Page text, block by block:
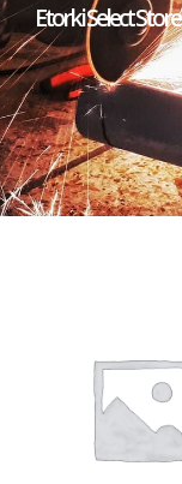
Etorki Select Store